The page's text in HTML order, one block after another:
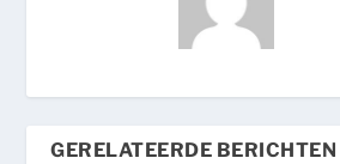
GERELATEERDE BERICHTEN